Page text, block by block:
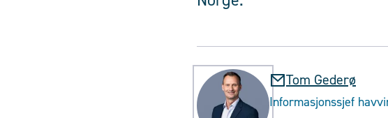
Tom Gederø
Informasjonssjef